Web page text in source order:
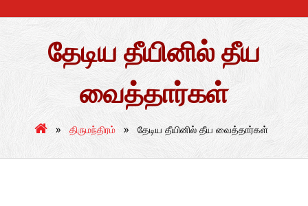
தேடிய தீயினில் தீய
வைத்தார்கள்
» திருமந்திரம் » தேடிய தீயினில் தீய வைத்தார்கள்